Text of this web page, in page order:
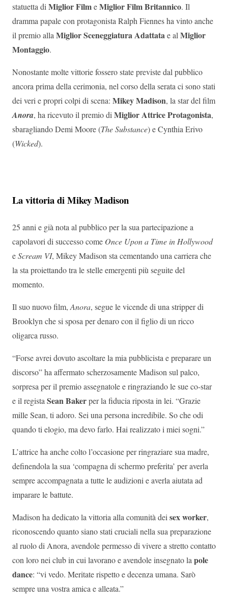
statuetta diMiglior FilmeMiglior Film Britannico. Il
dramma papale con protagonista Ralph Fiennes ha vinto anche
il premio allaMiglior Sceneggiatura Adattatae alMiglior
Montaggio.
Nonostante molte vittorie fossero state previste dal pubblico
ancora prima della cerimonia, nel corso della serata ci sono stati
dei veri e propri colpi di scena: Mikey Madison, la star del film
Anora, ha ricevuto il premio diMiglior Attrice Protagonista,
sbaragliando Demi Moore (The Substance) e Cynthia Erivo
(Wicked).
La vittoria di Mikey Madison
25 anni e già nota al pubblico per la sua partecipazione a
capolavori di successo come Once Upon a Time in Hollywood
eScream VI, Mikey Madison sta cementando una carriera che
la sta proiettando tra le stelle emergenti più seguite del
momento.
Il suo nuovo film,Anora, segue le vicende di una stripper di
Brooklyn che si sposa per denaro con il figlio di un ricco
oligarca russo.
“Forse avrei dovuto ascoltare la mia pubblicista e preparare un
discorso” ha affermato scherzosamente Madison sul palco,
sorpresa per il premio assegnatole e ringraziando le sue co-star
e il registaSean Bakerper la fiducia riposta in lei. “Grazie
mille Sean, ti adoro. Sei una persona incredibile. So che odi
quando ti elogio, ma devo farlo. Hai realizzato i miei sogni.”
L’attrice ha anche colto l’occasione per ringraziare sua madre,
definendola la sua ‘compagna di schermo preferita’ per averla
sempre accompagnata a tutte le audizioni e averla aiutata ad
imparare le battute.
Madison ha dedicato la vittoria alla comunità deisex worker,
riconoscendo quanto siano stati cruciali nella sua preparazione
al ruolo di Anora, avendole permesso di vivere a stretto contatto
con loro nei club in cui lavorano e avendole insegnato lapole
dance: “vi vedo. Meritate rispetto e decenza umana. Sarò
sempre una vostra amica e alleata.”